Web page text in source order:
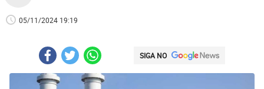
05/11/2024 19:19
SIGA NO